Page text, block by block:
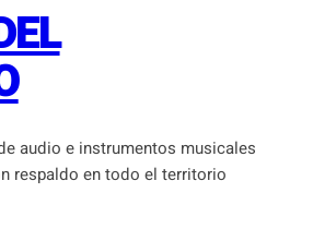
audio e instrumentos musicales
respaldo en todo el territorio